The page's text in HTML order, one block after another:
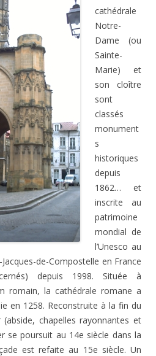
cathédrale
Notre-
Dame (ou
Sainte-
Marie) et
son cloître
sont
classés
monument
s
historiques
depuis
1862… et
inscrite au
patrimoine
mondial de
l’Unesco au
de-Compostelle en France
depuis 1998. Située à
romain, la cathédrale romane a
en 1258. Reconstruite à la fin du
chapelles rayonnantes et
se poursuit au 14e siècle dans la
est refaite au 15e siècle. Un